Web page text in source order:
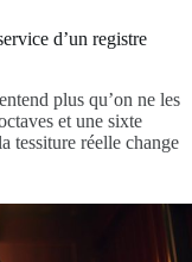
d’un registre
plus qu’on ne les
et une sixte
tessiture réelle change